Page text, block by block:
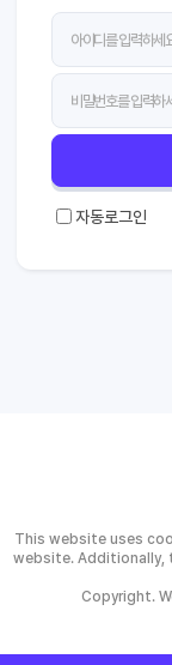
자동로그인
This website uses
website. Additionally,
Copyright.